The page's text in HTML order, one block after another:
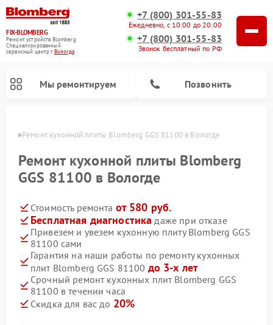
FIX-BLOMBERG
Ремонт устройств Blomberg
Специализированный
cервисный центр г.Вологда
+7 (800) 301-55-83
Ежедневно, с 10:00 до 20:00
+7 (800) 301-55-83
Звонок бесплатный по РФ
Мы ремонтируем Позвонить
Ремонт кухонной плиты Blomberg GGS 81100 в Вологде
Ремонт кухонной плиты Blomberg
GGS 81100 в Вологде
Стоимость ремонта от 580 руб.
Бесплатная диагностика даже при отказе
Привезем и увезем кухонную плиту Blomberg GGS
81100 сами
Гарантия на наши работы по ремонту кухонных
плит Blomberg GGS 81100 до 3-х лет
Срочный ремонт кухонных плит Blomberg GGS
81100 в течении часа
Скидка для вас до 20%